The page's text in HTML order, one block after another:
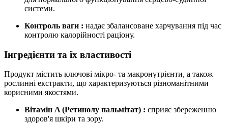
системи.
Контроль ваги : надає збалансоване харчування під час
контролю калорійності раціону.
Інгредієнти та їх властивості
Продукт містить ключові мікро- та макронутрієнти, а також
рослинні екстракти, що характеризуються різноманітними
корисними якостями.
Вітамін A (Ретинолу пальмітат) : сприяє збереженню
здоров'я шкіри та зору.